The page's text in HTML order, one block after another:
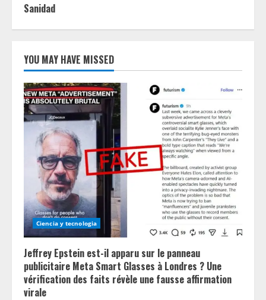
Sanidad
YOU MAY HAVE MISSED
Ciencia y tecnologia
Jeffrey Epstein est-il apparu sur le panneau
publicitaire Meta Smart Glasses à Londres ? Une
vérification des faits révèle une fausse affirmation
virale